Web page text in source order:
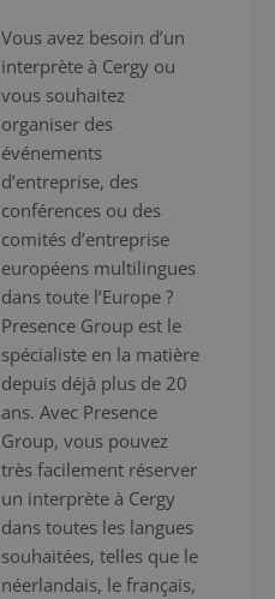
Vous avez besoin d’un
interprète à Cergy ou
vous souhaitez
organiser des
événements
d’entreprise, des
conférences ou des
comités d’entreprise
européens multilingues
dans toute l’Europe ?
Presence Group est le
spécialiste en la matière
depuis déjà plus de 20
ans. Avec Presence
Group, vous pouvez
très facilement réserver
un interprète à Cergy
dans toutes les langues
souhaitées, telles que le
néerlandais, le français,